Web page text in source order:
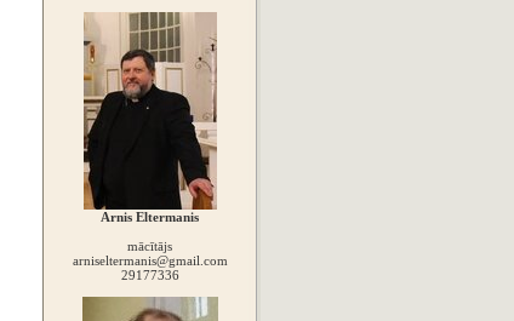
Arnis Eltermanis
mācītājs
arniseltermanis@gmail.com
29177336